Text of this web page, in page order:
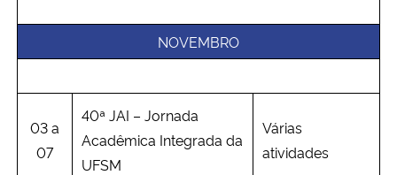
NOVEMBRO
03 a
07
40ª JAI – Jornada
Acadêmica Integrada da
UFSM
Várias
atividades